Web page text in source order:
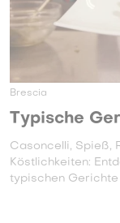
Brescia
Typische
Casoncelli, Spieß,
Köstlichkeiten:
typischen Gerichte